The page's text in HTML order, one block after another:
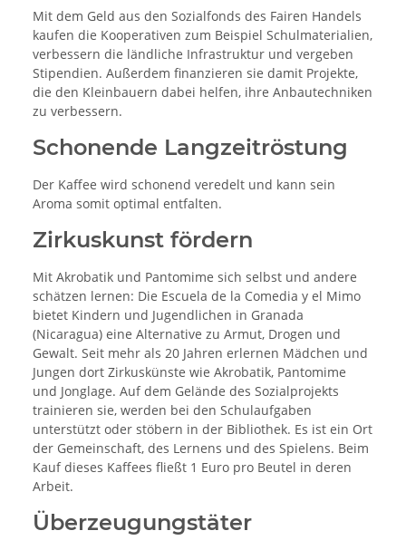
Mit dem Geld aus den Sozialfonds des Fairen Handels
kaufen die Kooperativen zum Beispiel Schulmaterialien,
verbessern die ländliche Infrastruktur und vergeben
Stipendien. Außerdem finanzieren sie damit Projekte,
die den Kleinbauern dabei helfen, ihre Anbautechniken
zu verbessern.
Schonende Langzeitröstung
Der Kaffee wird schonend veredelt und kann sein
Aroma somit optimal entfalten.
Zirkuskunst fördern
Mit Akrobatik und Pantomime sich selbst und andere
schätzen lernen: Die Escuela de la Comedia y el Mimo
bietet Kindern und Jugendlichen in Granada
(Nicaragua) eine Alternative zu Armut, Drogen und
Gewalt. Seit mehr als 20 Jahren erlernen Mädchen und
Jungen dort Zirkuskünste wie Akrobatik, Pantomime
und Jonglage. Auf dem Gelände des Sozialprojekts
trainieren sie, werden bei den Schulaufgaben
unterstützt oder stöbern in der Bibliothek. Es ist ein Ort
der Gemeinschaft, des Lernens und des Spielens. Beim
Kauf dieses Kaffees fließt 1 Euro pro Beutel in deren
Arbeit.
Überzeugungstäter